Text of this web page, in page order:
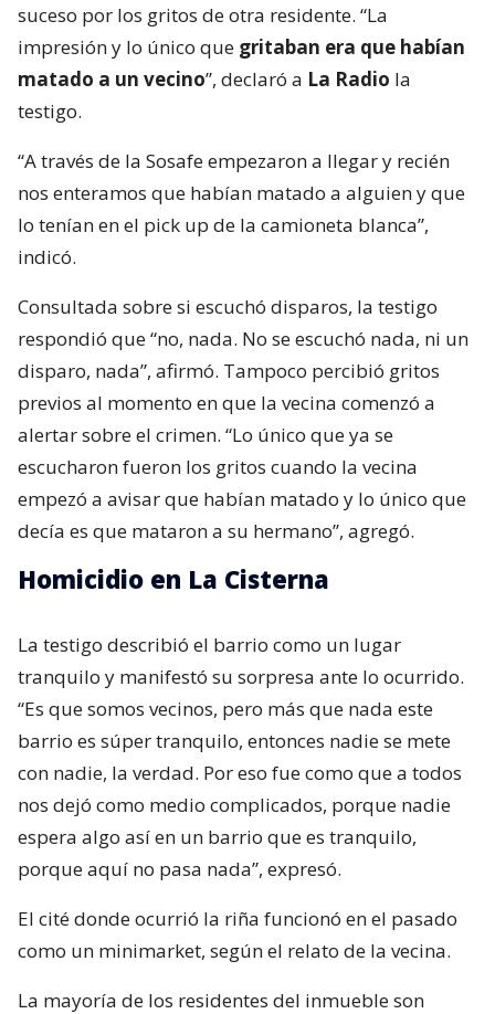
suceso por los gritos de otra residente. “La
impresión y lo único que gritaban era que habían
matado a un vecino”, declaró a La Radio la
testigo.
“A través de la Sosafe empezaron a llegar y recién
nos enteramos que habían matado a alguien y que
lo tenían en el pick up de la camioneta blanca”,
indicó.
Consultada sobre si escuchó disparos, la testigo
respondió que “no, nada. No se escuchó nada, ni un
disparo, nada”, afirmó. Tampoco percibió gritos
previos al momento en que la vecina comenzó a
alertar sobre el crimen. “Lo único que ya se
escucharon fueron los gritos cuando la vecina
empezó a avisar que habían matado y lo único que
decía es que mataron a su hermano”, agregó.
Homicidio en La Cisterna
La testigo describió el barrio como un lugar
tranquilo y manifestó su sorpresa ante lo ocurrido.
“Es que somos vecinos, pero más que nada este
barrio es súper tranquilo, entonces nadie se mete
con nadie, la verdad. Por eso fue como que a todos
nos dejó como medio complicados, porque nadie
espera algo así en un barrio que es tranquilo,
porque aquí no pasa nada”, expresó.
El cité donde ocurrió la riña funcionó en el pasado
como un minimarket, según el relato de la vecina.
La mayoría de los residentes del inmueble son